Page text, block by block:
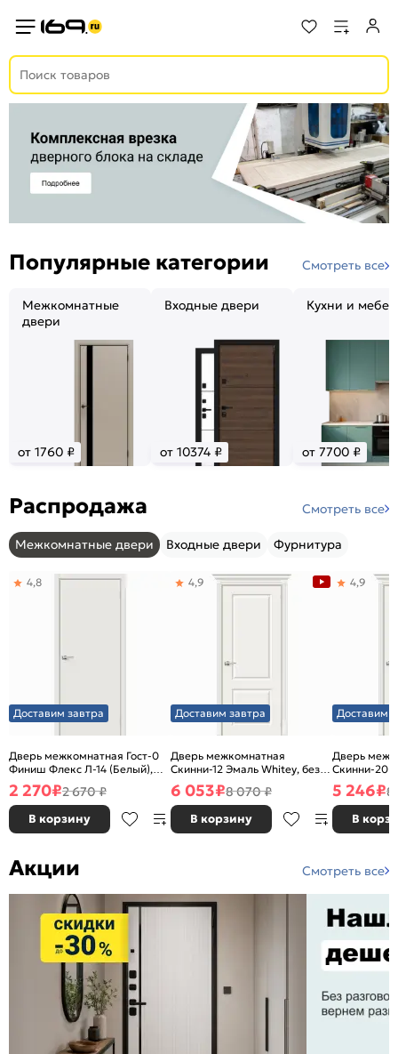
Популярные категории Смотреть все
Межкомнатные
двери
от 1760 ₽
Входные двери
от 10374 ₽
Кухни и
от 7700 ₽
Распродажа Смотреть все
Межкомнатные двери Входные двери Фурнитура
Доставим завтра
Дверь межкомнатная Гост-0
Финиш Флекс Л-14 (Белый),
глухая, каркасно-щитовая
4,8
2 270₽2 670 ₽
В корзину
Доставим завтра
Дверь межкомнатная
Скинни-12 Эмаль Whitey, без
декора, глухая, без стекла,
без кромки, скиновая
4,9
6 053₽8 070 ₽
В корзину
Доставим
Дверь
Скинни-20
декора,
без кромки,
4,9
5 246₽8
В
Акции Смотреть все